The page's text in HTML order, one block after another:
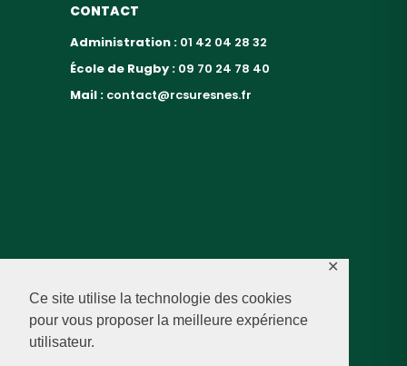
Ce site utilise la technologie des cookies
pour vous proposer la meilleure expérience
utilisateur.
✕
CONTACT
Administration : 01 42 04 28 32
École de Rugby : 09 70 24 78 40
Mail : contact@rcsuresnes.fr
© RUGBY CLUB SURESNES – 2026 — TOUS DROITS